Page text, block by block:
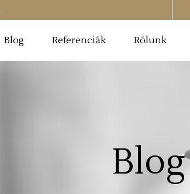
Blog Referenciák Rólunk
Blog